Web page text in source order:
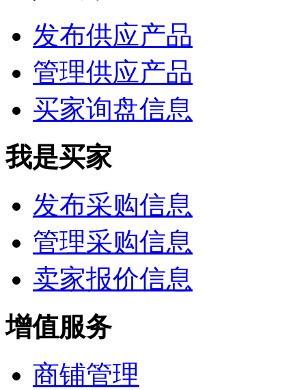
发布供应产品
管理供应产品
买家询盘信息
我是买家
发布采购信息
管理采购信息
卖家报价信息
增值服务
商铺管理